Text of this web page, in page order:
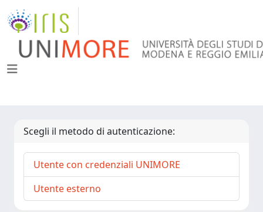
Scegli il metodo di autenticazione:
Utente con credenziali UNIMORE
Utente esterno